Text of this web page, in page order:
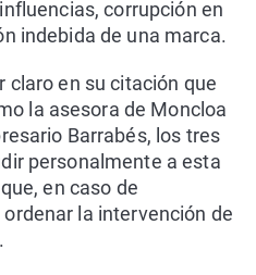
corrupción en
indebida de una marca.
claro en su citación que
la asesora de Moncloa
Barrabés, los tres
personalmente a esta
en caso de
la intervención de